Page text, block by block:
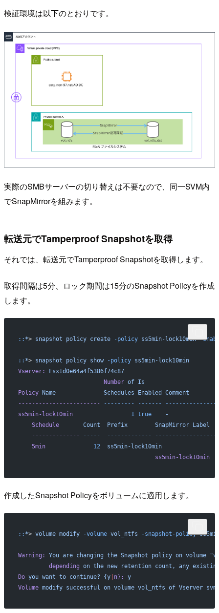
検証環境は以下のとおりです。
実際のSMBサーバーの切り替えは不要なので、同一SVM内
でSnapMirrorを組みます。
転送元でTamperproof Snapshotを取得
それでは、転送元でTamperproof Snapshotを取得します。
取得間隔は5分、ロック期間は15分のSnapshot Policyを作成
します。
:: *> snapshot policy create -policy ss5min-lock10min -
:: *> snapshot policy show -policy ss5min-lock10min
Vserver:
FsxId0e64a4f5386f74c87
                         Number
of Is
Policy Name
              Schedules
Enabled
Comment
------------------------ --------- -------
ss5min-lock10min
                 1
true
    -
    Schedule
       Count
  Prefix
        SnapMirror
Label
    --------------
-----
  -------------
------------------
    5min
              12
  ss5min-lock10min
                                        ss5min-lock10min
作成したSnapshot Policyをボリュームに適用します。
:: *> volume modify -volume vol_ntfs -snapshot-policy
Warning: You are changing the Snapshot policy on volume
         depending
on the new retention count, any
Do you want to continue? {y| n}:
y
Volume modify successful on volume vol_ntfs of Vserver